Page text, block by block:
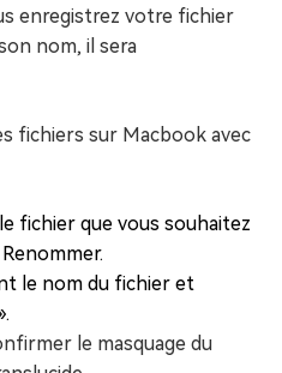
enregistrez votre fichier
nom, il sera
fichiers sur Macbook avec
fichier que vous souhaitez
le nom du fichier et
le masquage du